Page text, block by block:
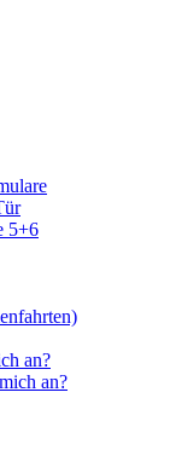
5+6
an?
an?